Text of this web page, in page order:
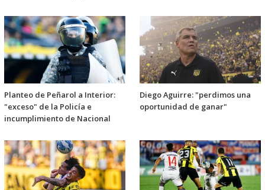
Planteo de Peñarol a Interior:
"exceso" de la Policía e
incumplimiento de Nacional
Diego Aguirre: "perdimos una
oportunidad de ganar"